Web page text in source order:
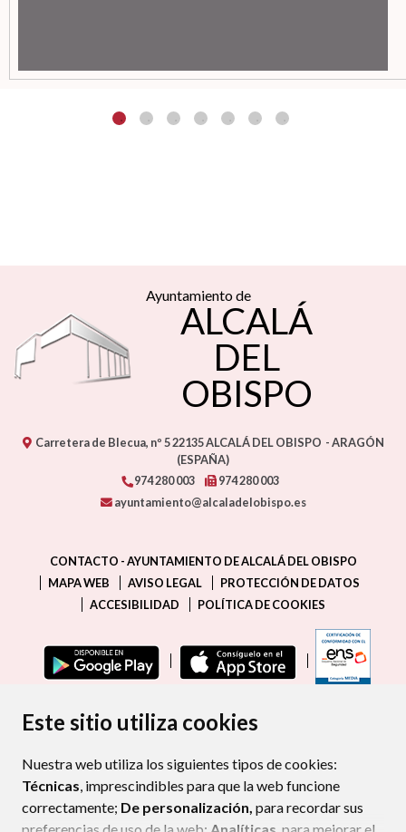
Este sitio utiliza cookies
Nuestra web utiliza los siguientes tipos de cookies:
Técnicas, imprescindibles para que la web funcione
correctamente; De personalización, para recordar sus
Ayuntamiento de
ALCALÁ
DEL
OBISPO
Carretera de Blecua, nº 522135ALCALÁ DEL OBISPO - ARAGÓN
(ESPAÑA)
974 280 003
974 280 003
ayuntamiento@alcaladelobispo.es
CONTACTO - AYUNTAMIENTO DE ALCALÁ DEL OBISPO
MAPA WEB
AVISO LEGAL
PROTECCIÓN DE DATOS
ACCESIBILIDAD
POLÍTICA DE COOKIES